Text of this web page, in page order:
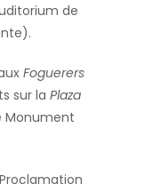
de
Foguerers
sur la Plaza
Monument